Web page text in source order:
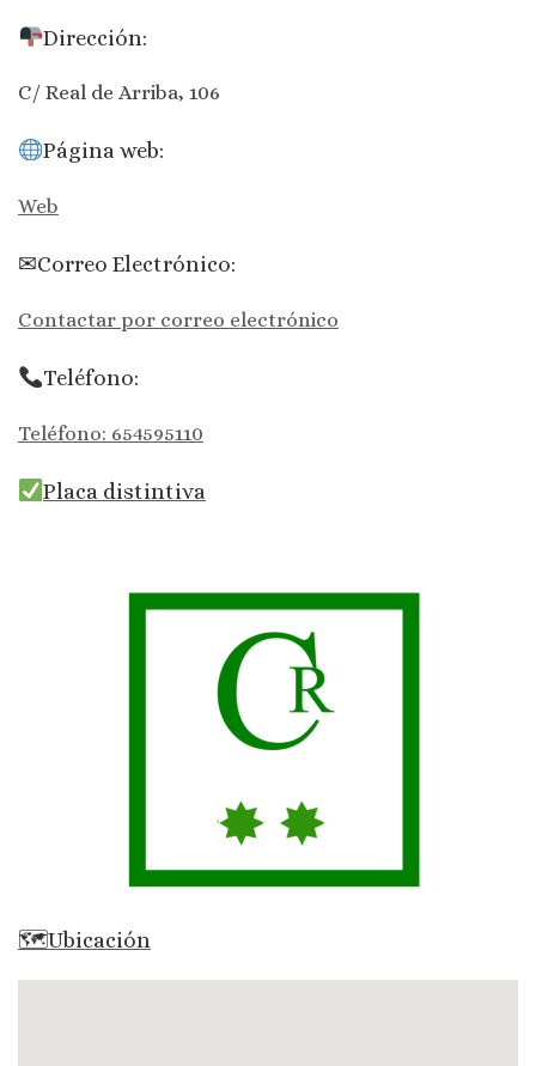
Dirección:
C/ Real de Arriba, 106
Página web:
Web
✉Correo Electrónico:
Contactar por correo electrónico
Teléfono:
Teléfono: 654595110
Placa distintiva
🗺Ubicación